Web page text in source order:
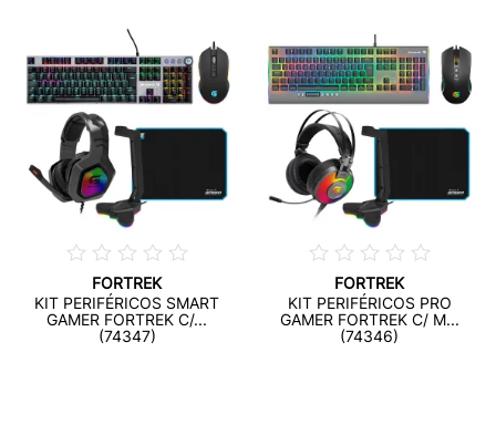
FORTREK
KIT PERIFÉRICOS SMART
GAMER FORTREK C/...
(74347)
FORTREK
KIT PERIFÉRICOS PRO
GAMER FORTREK C/ M...
(74346)